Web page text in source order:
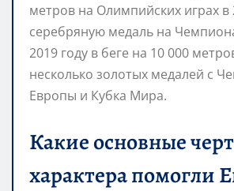
метров на Олимпийских играх в
серебряную медаль на
2019 году в беге на 10 000
несколько золотых медалей с
Европы и Кубка Мира.
Какие основные
характера помогли